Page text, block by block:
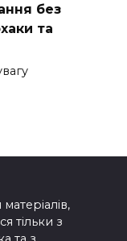
без
та
тільки з